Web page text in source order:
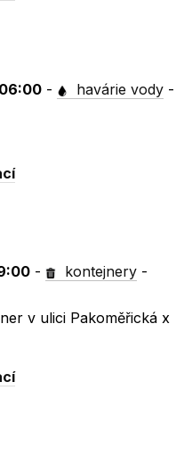
- havárie vody -
- kontejnery -
v ulici Pakoměřická x